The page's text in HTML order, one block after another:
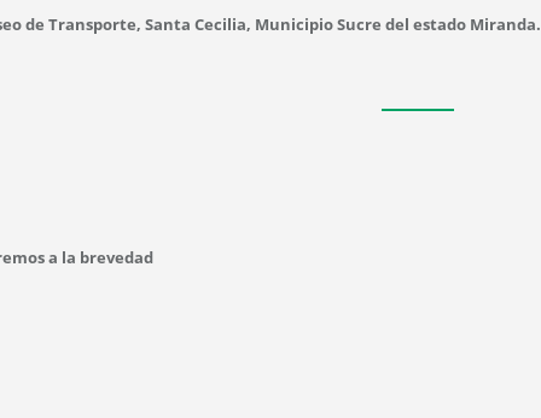
de Transporte, Santa Cecilia, Municipio Sucre del estado Miranda.
a la brevedad